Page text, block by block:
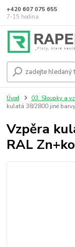
+420 607 075 655
7-15 hodina
Úvod 03. Sloupky a
kulatá 38/2800 jiné
Vzpěra
RAL